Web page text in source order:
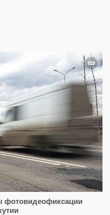
фотовидеофиксации